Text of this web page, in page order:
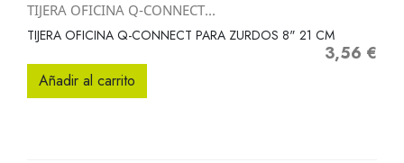
TIJERA OFICINA Q-CONNECT...
TIJERA OFICINA Q-CONNECT PARA ZURDOS 8" 21 CM
Precio
3,56 €
Añadir al carrito